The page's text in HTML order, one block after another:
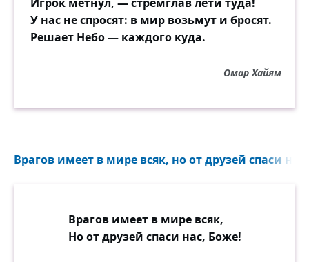
У нас не спросят: в мир возьмут и бросят.
Решает Небо — каждого куда.
Омар Хайям
Врагов имеет в мире всяк, но от друзей спаси
Врагов имеет в мире всяк,
Но от друзей спаси нас, Боже!